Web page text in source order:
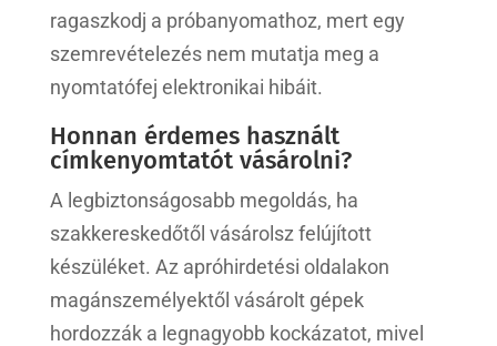
ragaszkodj a próbanyomathoz, mert egy
szemrevételezés nem mutatja meg a
nyomtatófej elektronikai hibáit.
Honnan érdemes használt
címkenyomtatót vásárolni?
A legbiztonságosabb megoldás, ha
szakkereskedőtől vásárolsz felújított
készüléket. Az apróhirdetési oldalakon
magánszemélyektől vásárolt gépek
hordozzák a legnagyobb kockázatot, mivel